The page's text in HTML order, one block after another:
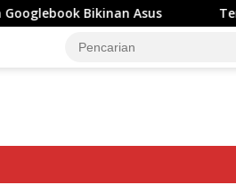
Asus Terlilit Utang